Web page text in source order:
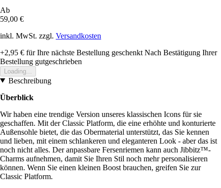
Ab
59,00 €
inkl. MwSt. zzgl. Versandkosten
+2,95 € für Ihre nächste Bestellung geschenkt Nach Bestätigung Ihrer
Bestellung gutgeschrieben
Loading...
Beschreibung
Überblick
Wir haben eine trendige Version unseres klassischen Icons für sie
geschaffen. Mit der Classic Platform, die eine erhöhte und konturierte
Außensohle bietet, die das Obermaterial unterstützt, das Sie kennen
und lieben, mit einem schlankeren und eleganteren Look - aber das ist
noch nicht alles. Der anpassbare Fersenriemen kann auch Jibbitz™-
Charms aufnehmen, damit Sie Ihren Stil noch mehr personalisieren
können. Wenn Sie einen kleinen Boost brauchen, greifen Sie zur
Classic Platform.